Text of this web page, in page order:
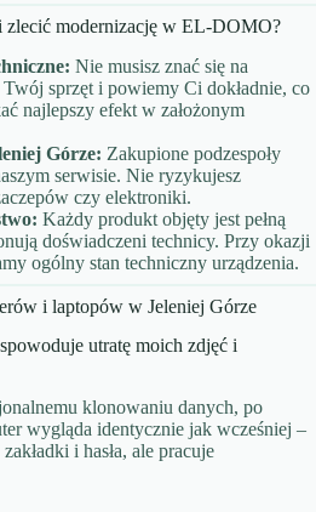
zlecić modernizację w EL-DOMO?
Nie musisz znać się na
sprzęt i powiemy Ci dokładnie, co
najlepszy efekt w założonym
Górze: Zakupione podzespoły
serwisie. Nie ryzykujesz
czy elektroniki.
Każdy produkt objęty jest pełną
doświadczeni technicy. Przy okazji
ogólny stan techniczny urządzenia.
i laptopów w Jeleniej Górze
utratę moich zdjęć i
klonowaniu danych, po
wygląda identycznie jak wcześniej –
i hasła, ale pracuje